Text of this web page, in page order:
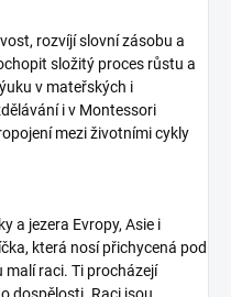
rozvíjí slovní zásobu a
složitý proces růstu a
v mateřských i
i v Montessori
mezi životními cykly
a jezera Evropy, Asie i
která nosí přichycená pod
malí raci. Ti procházejí